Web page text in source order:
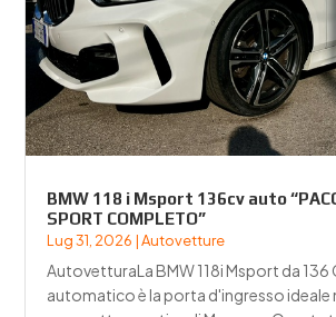
BMW 118 i Msport 136cv auto
SPORT COMPLETO”
Lug 31, 2026 |Autovetture
AutovetturaLa BMW 118i Msport da
automatico è la porta d'ingresso ideale